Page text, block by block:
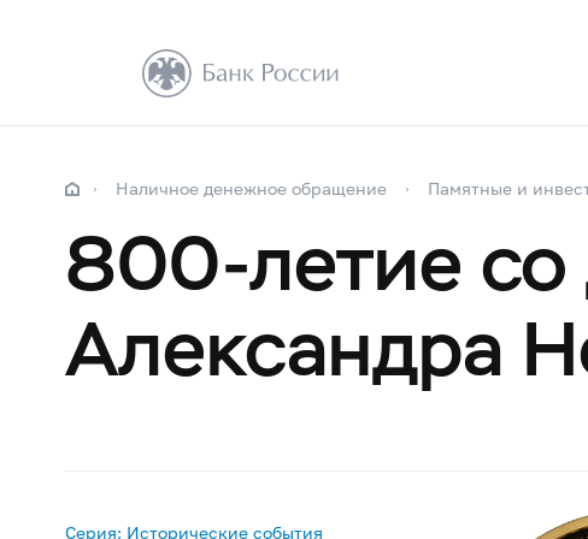
Наличное денежное обращение Памятные и
800-летие
Александра
Серия: Исторические события